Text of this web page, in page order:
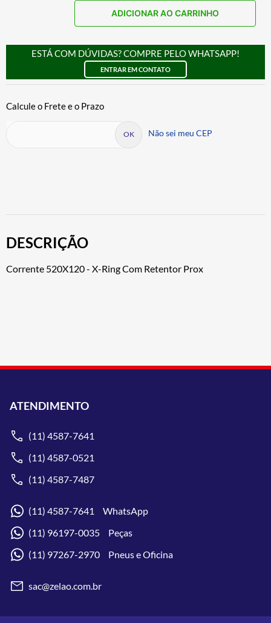
ADICIONAR AO CARRINHO
ESTÁ COM DÚVIDAS? COMPRE PELO WHATSAPP!
ENTRAR EM CONTATO
Não sei meu CEP
DESCRIÇÃO
Corrente 520X120 - X-Ring Com Retentor Prox
ATENDIMENTO
(11) 4587-7641
(11) 4587-0521
(11) 4587-7487
(11) 4587-7641 WhatsApp
(11) 96197-0035 Peças
(11) 97267-2970 Pneus e Oficina
sac@zelao.com.br